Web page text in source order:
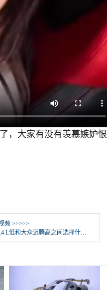
，大家有没有羡慕嫉妒恨
频 >>>>>
和大众迈腾高之间选择什么？